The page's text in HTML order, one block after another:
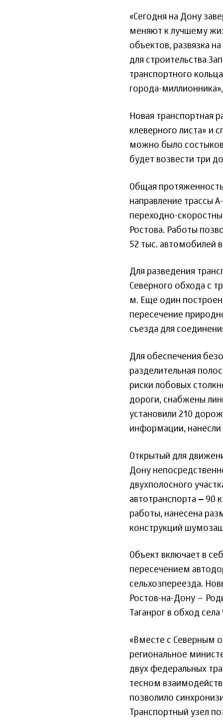
«Сегодня на Дону
меняют к лучшему
объектов, развязка
для строительства
транспортного
города-
Новая транспортная
клеверного листа» и
можно было
будет возвести три
Общая протяженность
направление трассы
переходно-
Ростова. Работы
52 тыс. автомобилей
Для разведения
Северного обхода с
м. Еще один построен
пересечение
съезда для
Для обеспечения
разделительная
риски лобовых
дороги, снабжены
установили 210
информации, нанесли
Открытый для
Дону
двухполосного
автотранспорта ‒
работы, нанесена
конструкций
Объект включает в
пересечением
сельхозпереезда.
Ростов-на-Дону –
Таганрог в обход
«Вместе с Северным
региональное
двух федеральных
тесном
позволило
Транспортный узел